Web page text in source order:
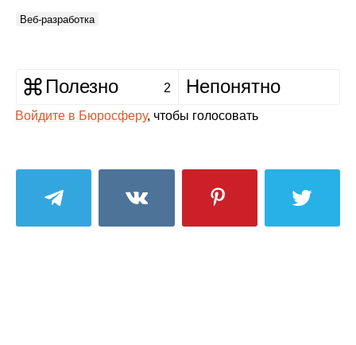
Веб‑разработка
Полезно 2 Непонятно
Войдите в Бюросферу, чтобы голосовать